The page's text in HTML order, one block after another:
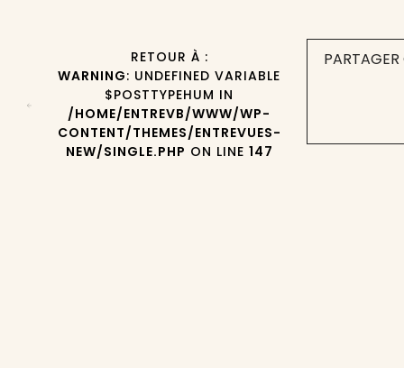
RETOUR À :
WARNING: UNDEFINED VARIABLE
$POSTTYPEHUM IN
/HOME/ENTREVB/WWW/WP-
CONTENT/THEMES/ENTREVUES-
NEW/SINGLE.PHP ON LINE 147